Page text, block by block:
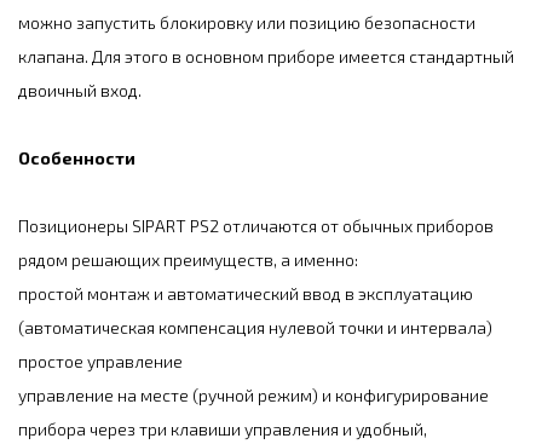
можно запустить блокировку или позицию безопасности
клапана. Для этого в основном приборе имеется стандартный
двоичный вход.
Особенности
Позиционеры SIPART PS2 отличаются от обычных приборов
рядом решающих преимуществ, а именно:
простой монтаж и автоматический ввод в эксплуатацию
(автоматическая компенсация нулевой точки и интервала)
простое управление
управление на месте (ручной режим) и конфигурирование
прибора через три клавиши управления и удобный,